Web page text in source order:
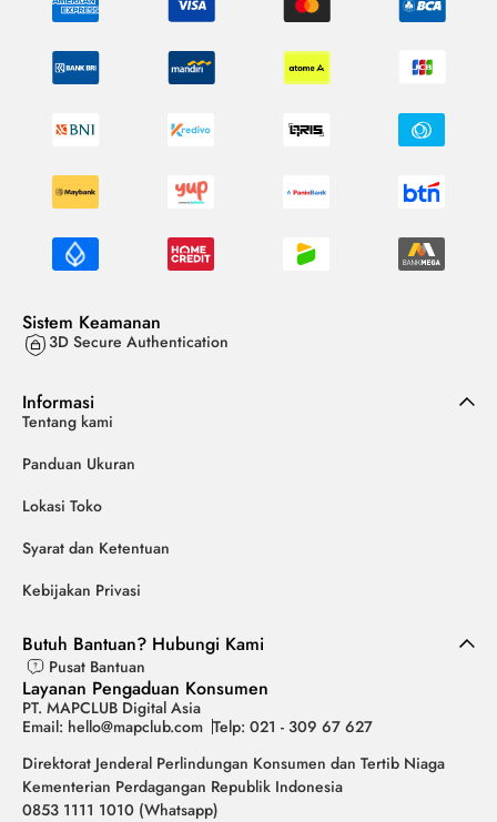
Sistem Keamanan
3D Secure Authentication
Informasi
Tentang kami
Panduan Ukuran
Lokasi Toko
Syarat dan Ketentuan
Kebijakan Privasi
Butuh Bantuan? Hubungi Kami
Pusat Bantuan
Layanan Pengaduan Konsumen
PT. MAPCLUB Digital Asia
Email: hello@mapclub.com Telp: 021 - 309 67 627
Direktorat Jenderal Perlindungan Konsumen dan Tertib Niaga
Kementerian Perdagangan Republik Indonesia
0853 1111 1010 (Whatsapp)